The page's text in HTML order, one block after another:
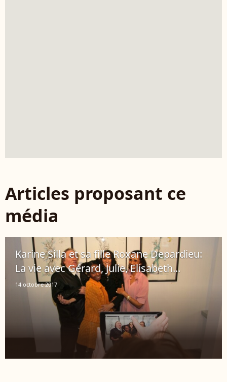
Articles proposant ce
média
Karine Silla et sa fille Roxane Depardieu:
La vie avec Gérard, Julie, Elisabeth...
14 octobre 2017